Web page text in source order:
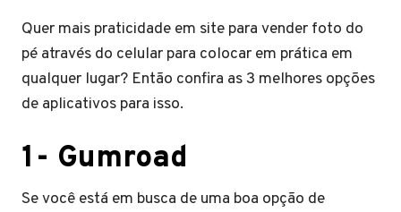
Quer mais praticidade em site para vender foto do
pé através do celular para colocar em prática em
qualquer lugar? Então confira as 3 melhores opções
de aplicativos para isso.
1- Gumroad
Se você está em busca de uma boa opção de